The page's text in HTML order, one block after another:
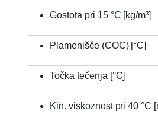
Gostota pri 15 °C [kg/m³]
Plamenišče (COC) [°C]
Točka tečenja [°C]
Kin. viskoznost pri 40 °C